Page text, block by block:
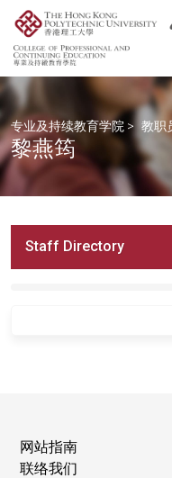
专业及持续教育学院 > 教职
黎燕筠
Staff Directory
网站指南
联络我们